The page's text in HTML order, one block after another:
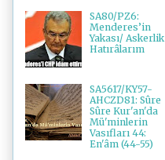
SA80/PZ6:
Menderes’in
Yakası/ Askerlik
Hatırâlarım
SA5617/KY57-
AHCZD81: Sûre
Sûre Kur'an'da
Mü'minlerin
Vasıfları 44:
En'âm (44-55)